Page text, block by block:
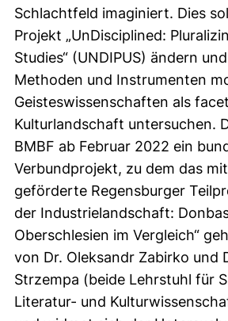
Schlachtfeld imaginiert. Dies
Projekt „UnDisciplined:
Studies“ (UNDIPUS) ändern
Methoden und Instrumenten
Geisteswissenschaften als
Kulturlandschaft untersuchen.
BMBF ab Februar 2022 ein
Verbundprojekt, zu dem das
geförderte Regensburger
der Industrielandschaft:
Oberschlesien im Vergleich“
von Dr. Oleksandr Zabirko und
Strzempa (beide Lehrstuhl für
Literatur- und